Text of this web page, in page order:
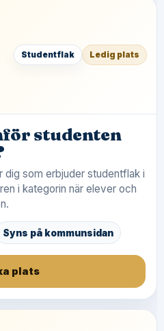
Studentflak Ledig plats
studenten
dig som erbjuder studentflak i
i kategorin när elever och
Syns på kommunsidan
plats